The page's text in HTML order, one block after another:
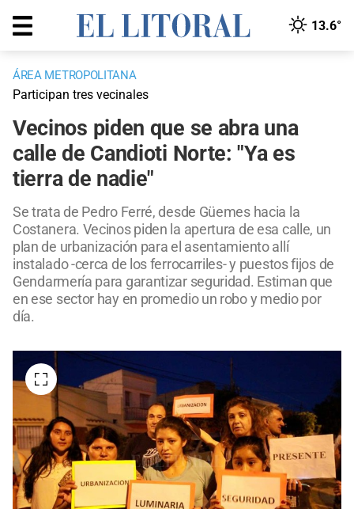
13.6°
ÁREA METROPOLITANA
Participan tres vecinales
Vecinos piden que se abra una
calle de Candioti Norte: "Ya es
tierra de nadie"
Se trata de Pedro Ferré, desde Güemes hacia la
Costanera. Vecinos piden la apertura de esa calle, un
plan de urbanización para el asentamiento allí
instalado -cerca de los ferrocarriles- y puestos fijos de
Gendarmería para garantizar seguridad. Estiman que
en ese sector hay en promedio un robo y medio por
día.